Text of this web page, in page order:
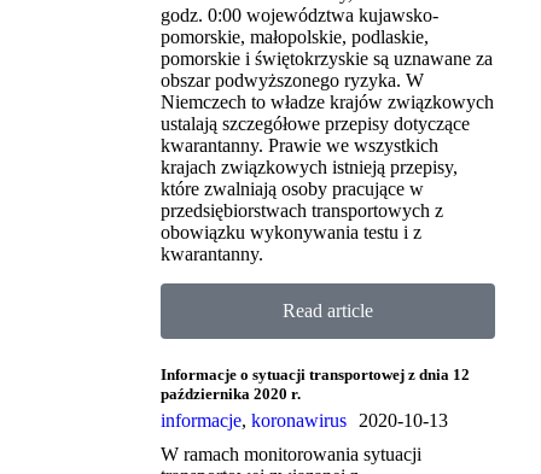
godz. 0:00 województwa kujawsko-
pomorskie, małopolskie, podlaskie,
pomorskie i świętokrzyskie są uznawane za
obszar podwyższonego ryzyka. W
Niemczech to władze krajów związkowych
ustalają szczegółowe przepisy dotyczące
kwarantanny. Prawie we wszystkich
krajach związkowych istnieją przepisy,
które zwalniają osoby pracujące w
przedsiębiorstwach transportowych z
obowiązku wykonywania testu i z
kwarantanny.
Read article
Informacje o sytuacji transportowej z dnia 12
października 2020 r.
informacje, koronawirus
2020-10-13
W ramach monitorowania sytuacji